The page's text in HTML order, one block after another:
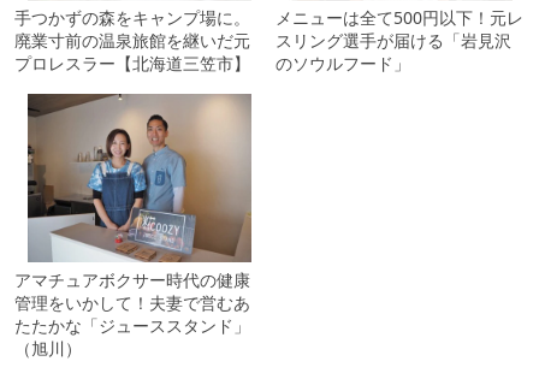
手つかずの森をキャンプ場に。
廃業寸前の温泉旅館を継いだ元
プロレスラー【北海道三笠市】
メニューは全て500円以下！元レ
スリング選手が届ける「岩見沢
のソウルフード」
アマチュアボクサー時代の健康
管理をいかして！夫妻で営むあ
たたかな「ジューススタンド」
（旭川）